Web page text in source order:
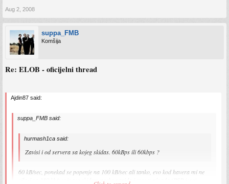
Aug 2, 2008
suppa_FMB
Komšija
Re: ELOB - oficijelni thread
Ajdin87 said:
suppa_FMB said:
hurmash1ca said:
Zavisi i od servera sa kojeg skidas. 60kBps ili 60kbps ?
60 kB/sec, ponekad se popenje na 100 kB/sec ali tanko, evo kod havera mi ne
silazi sa 180 kb/sec inace skidam preko rapida i megauploada (PSP igre)